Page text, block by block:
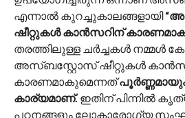
എന്നാൽ കുറച്ചുകാലങ്ങളായി
ഷീറ്റുകൾ കാൻസറിന്
തരത്തിലുള്ള ചർച്ചകൾ നമ്മൾ
അസ്ബസ്റ്റോസ് ഷീറ്റുകൾ
കാരണമാകുമെന്നത്
കാര്യമാണ്.ഇതിന് പിന്നിൽ
പഠനങ്ങളും ലോകാരോഗ്യ